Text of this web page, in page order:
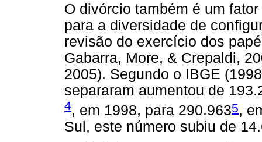
O divórcio também é um
para a diversidade de
revisão do exercício dos
Gabarra, More, & Crepaldi,
2005). Segundo o IBGE
separaram aumentou de
4, em 1998, para 290.9635,
Sul, este número subiu de